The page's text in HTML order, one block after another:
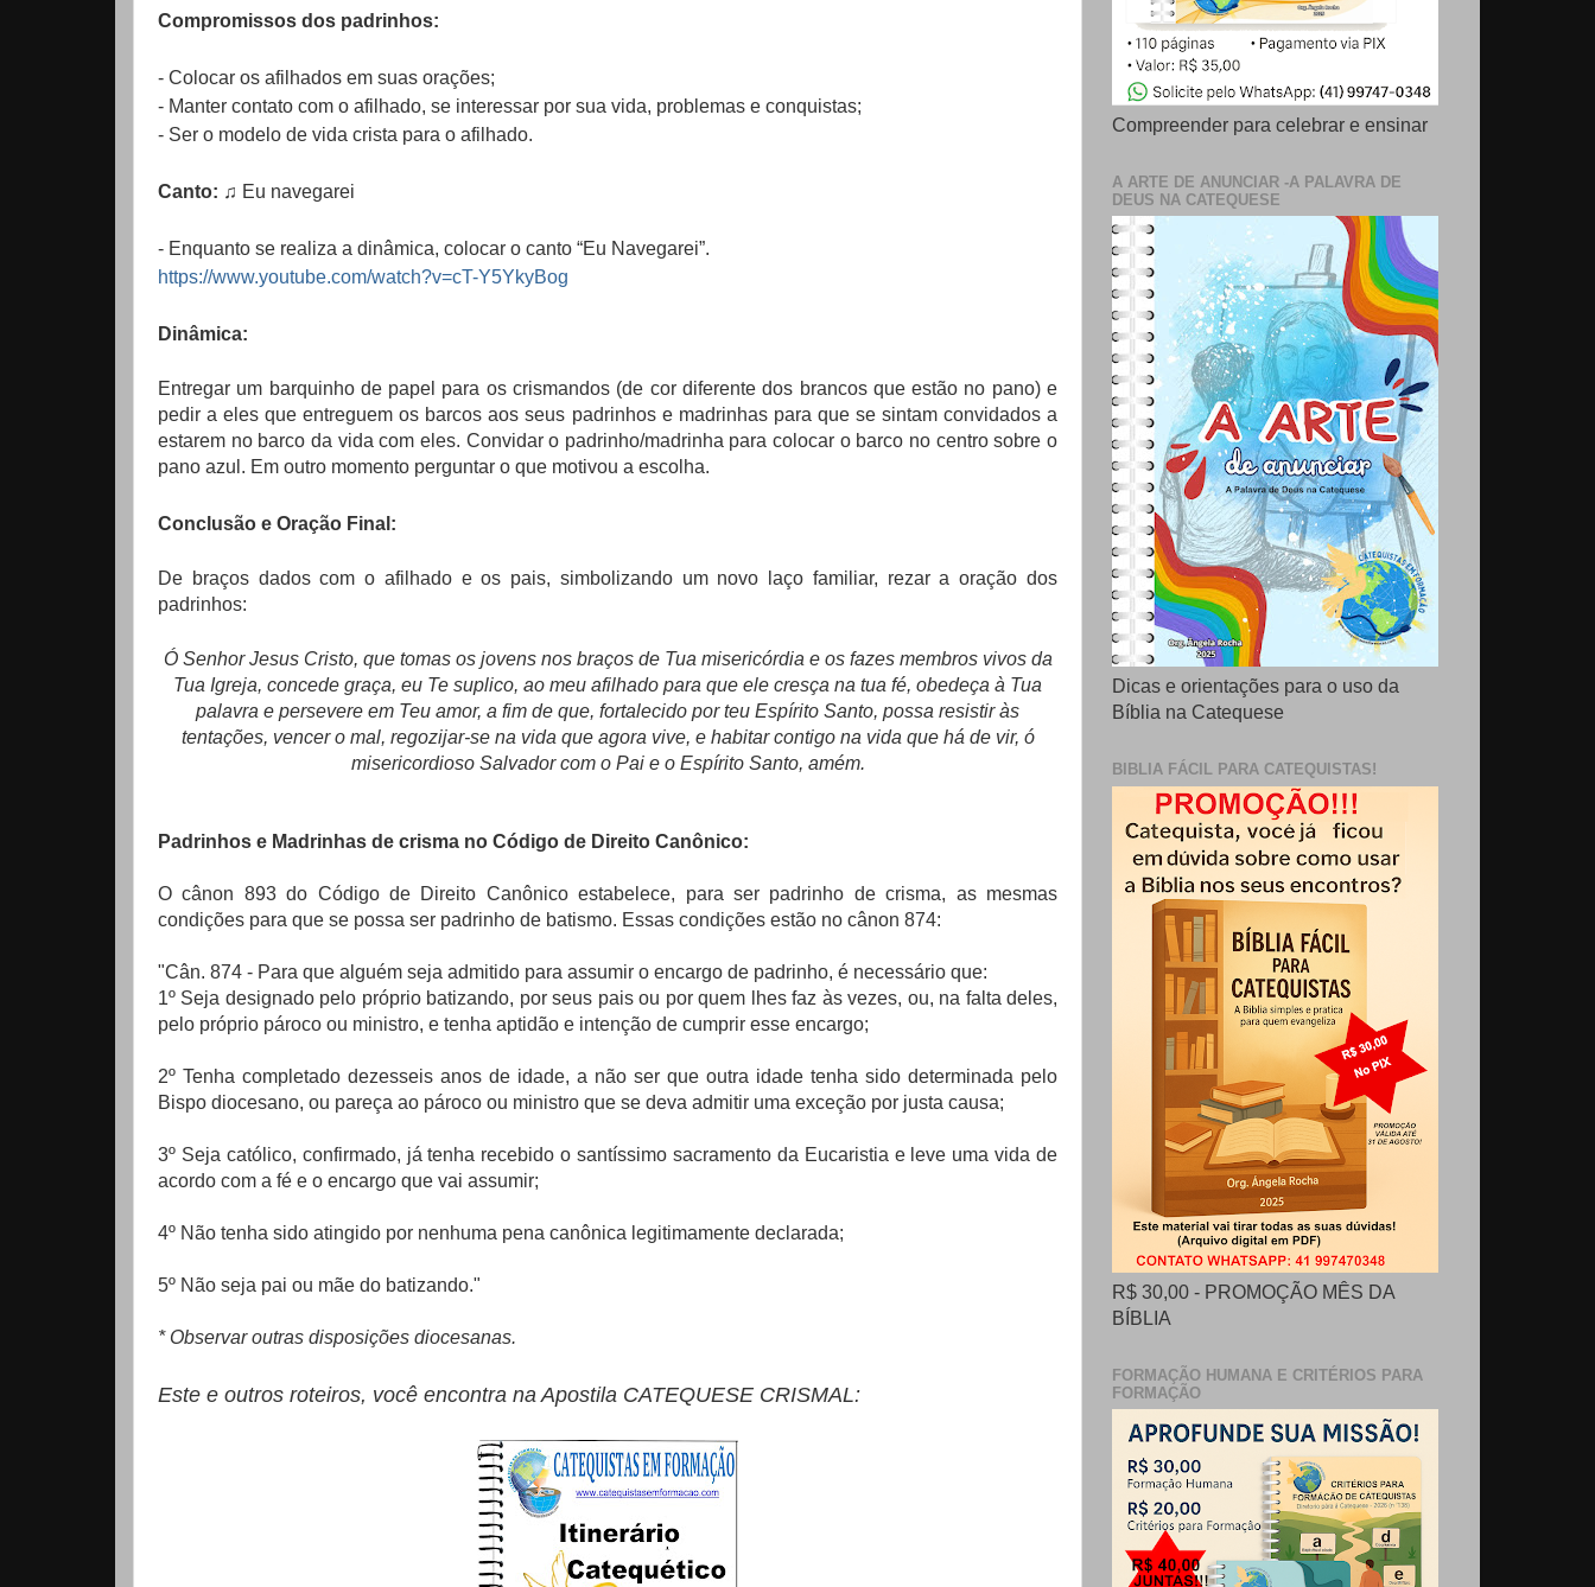
Compromissos dos padrinhos:
- Colocar os afilhados em suas orações;
- Manter contato com o afilhado, se interessar por sua vida, problemas e conquistas;
- Ser o modelo de vida crista para o afilhado.
Canto: ♫ Eu navegarei
- Enquanto se realiza a dinâmica, colocar o canto “Eu Navegarei”.
https://www.youtube.com/watch?v=cT-Y5YkyBog
Dinâmica:
Entregar um barquinho de papel para os crismandos (de cor diferente dos brancos que estão no pano) e
pedir a eles que entreguem os barcos aos seus padrinhos e madrinhas para que se sintam convidados a
estarem no barco da vida com eles. Convidar o padrinho/madrinha para colocar o barco no centro sobre o
pano azul. Em outro momento perguntar o que motivou a escolha.
Conclusão e Oração Final:
De braços dados com o afilhado e os pais, simbolizando um novo laço familiar, rezar a oração dos
padrinhos:
Ó Senhor Jesus Cristo, que tomas os jovens nos braços de Tua misericórdia e os fazes membros vivos da
Tua Igreja, concede graça, eu Te suplico, ao meu afilhado para que ele cresça na tua fé, obedeça à Tua
palavra e persevere em Teu amor, a fim de que, fortalecido por teu Espírito Santo, possa resistir às
tentações, vencer o mal, regozijar-se na vida que agora vive, e habitar contigo na vida que há de vir, ó
misericordioso Salvador com o Pai e o Espírito Santo, amém.
Padrinhos e Madrinhas de crisma no Código de Direito Canônico:
O cânon 893 do Código de Direito Canônico estabelece, para ser padrinho de crisma, as mesmas
condições para que se possa ser padrinho de batismo. Essas condições estão no cânon 874:
"Cân. 874 - Para que alguém seja admitido para assumir o encargo de padrinho, é necessário que:
1º Seja designado pelo próprio batizando, por seus pais ou por quem lhes faz às vezes, ou, na falta deles,
pelo próprio pároco ou ministro, e tenha aptidão e intenção de cumprir esse encargo;
2º Tenha completado dezesseis anos de idade, a não ser que outra idade tenha sido determinada pelo
Bispo diocesano, ou pareça ao pároco ou ministro que se deva admitir uma exceção por justa causa;
3º Seja católico, confirmado, já tenha recebido o santíssimo sacramento da Eucaristia e leve uma vida de
acordo com a fé e o encargo que vai assumir;
4º Não tenha sido atingido por nenhuma pena canônica legitimamente declarada;
5º Não seja pai ou mãe do batizando."
* Observar outras disposições diocesanas.
Este e outros roteiros, você encontra na Apostila CATEQUESE CRISMAL:
Compreender para celebrar e ensinar
A ARTE DE ANUNCIAR -A PALAVRA DE
DEUS NA CATEQUESE
Dicas e orientações para o uso da
Bíblia na Catequese
BIBLIA FÁCIL PARA CATEQUISTAS!
R$ 30,00 - PROMOÇÃO MÊS DA
BÍBLIA
FORMAÇÃO HUMANA E CRITÉRIOS PARA
FORMAÇÃO